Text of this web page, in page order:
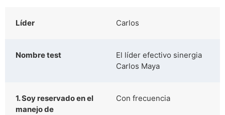
Líder Carlos
Nombre test
El líder efectivo sinergia
Carlos Maya
1. Soy reservado en el
manejo de
Con frecuencia